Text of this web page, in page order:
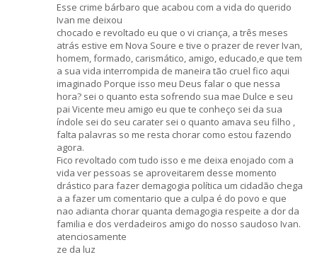
Esse crime bárbaro que acabou com a vida do querido
Ivan me deixou
chocado e revoltado eu que o vi criança, a três meses
atrás estive em Nova Soure e tive o prazer de rever Ivan,
homem, formado, carismático, amigo, educado,e que tem
a sua vida interrompida de maneira tão cruel fico aqui
imaginado Porque isso meu Deus falar o que nessa
hora? sei o quanto esta sofrendo sua mae Dulce e seu
pai Vicente meu amigo eu que te conheço sei da sua
índole sei do seu carater sei o quanto amava seu filho ,
falta palavras so me resta chorar como estou fazendo
agora.
Fico revoltado com tudo isso e me deixa enojado com a
vida ver pessoas se aproveitarem desse momento
drástico para fazer demagogia política um cidadão chega
a a fazer um comentario que a culpa é do povo e que
nao adianta chorar quanta demagogia respeite a dor da
familia e dos verdadeiros amigo do nosso saudoso Ivan.
atenciosamente
ze da luz